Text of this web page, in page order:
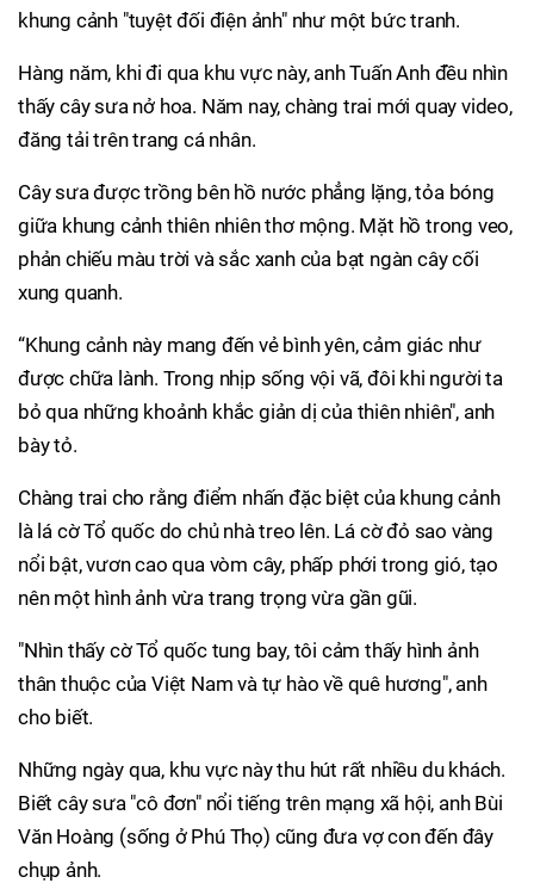
khung cảnh "tuyệt đối điện ảnh" như một bức tranh.
Hàng năm, khi đi qua khu vực này, anh Tuấn Anh đều nhìn
thấy cây sưa nở hoa. Năm nay, chàng trai mới quay video,
đăng tải trên trang cá nhân.
Cây sưa được trồng bên hồ nước phẳng lặng, tỏa bóng
giữa khung cảnh thiên nhiên thơ mộng. Mặt hồ trong veo,
phản chiếu màu trời và sắc xanh của bạt ngàn cây cối
xung quanh.
“Khung cảnh này mang đến vẻ bình yên, cảm giác như
được chữa lành. Trong nhịp sống vội vã, đôi khi người ta
bỏ qua những khoảnh khắc giản dị của thiên nhiên", anh
bày tỏ.
Chàng trai cho rằng điểm nhấn đặc biệt của khung cảnh
là lá cờ Tổ quốc do chủ nhà treo lên. Lá cờ đỏ sao vàng
nổi bật, vươn cao qua vòm cây, phấp phới trong gió, tạo
nên một hình ảnh vừa trang trọng vừa gần gũi.
"Nhìn thấy cờ Tổ quốc tung bay, tôi cảm thấy hình ảnh
thân thuộc của Việt Nam và tự hào về quê hương", anh
cho biết.
Những ngày qua, khu vực này thu hút rất nhiều du khách.
Biết cây sưa "cô đơn" nổi tiếng trên mạng xã hội, anh Bùi
Văn Hoàng (sống ở Phú Thọ) cũng đưa vợ con đến đây
chụp ảnh.